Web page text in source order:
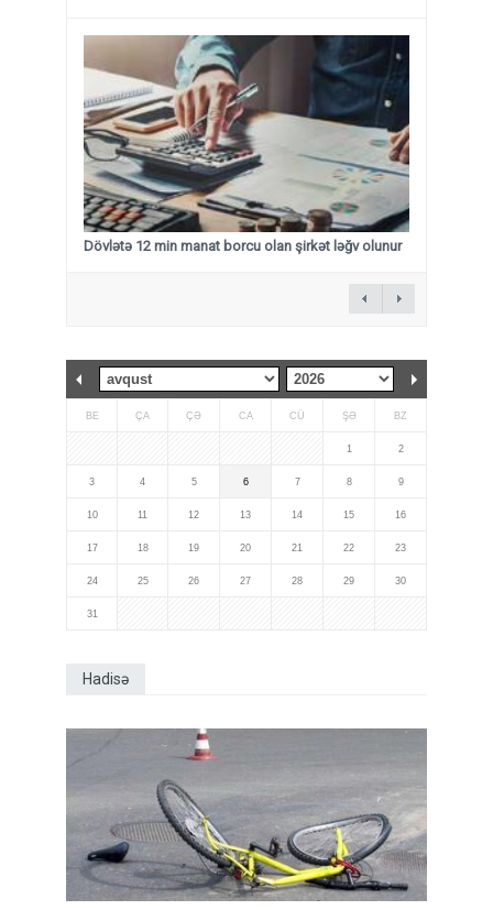
Dövlətə 12 min manat borcu olan şirkət ləğv olunur
BE ÇA ÇƏ CA CÜ ŞƏ BZ
1 2
3 4 5 6 7 8 9
10 11 12 13 14 15 16
17 18 19 20 21 22 23
24 25 26 27 28 29 30
31
Hadisə